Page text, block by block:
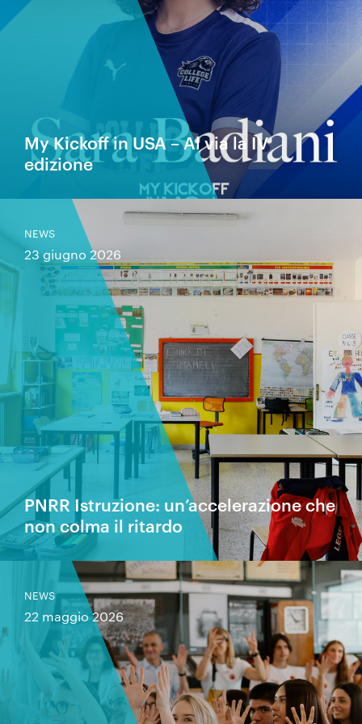
My Kickoff in USA – Al via la IV
edizione
NEWS
23 giugno 2026
PNRR Istruzione: un’accelerazione che
non colma il ritardo
NEWS
22 maggio 2026